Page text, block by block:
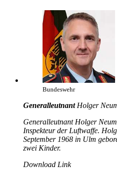
Bundeswehr
GeneralleutnantHolger
Generalleutnant Holger
Inspekteur der Luftwaffe.
September 1968 in Ulm
zwei Kinder.
Download Link